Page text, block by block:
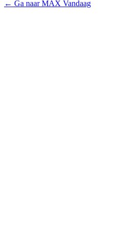
← Ga naar MAX Vandaag